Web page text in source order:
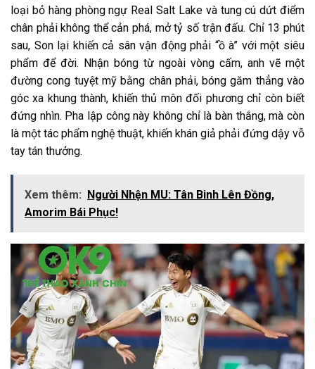
loại bỏ hàng phòng ngự Real Salt Lake và tung cú dứt điểm
chân phải không thể cản phá, mở tỷ số trận đấu. Chỉ 13 phút
sau, Son lại khiến cả sân vận động phải “ồ à” với một siêu
phẩm để đời. Nhận bóng từ ngoài vòng cấm, anh vẽ một
đường cong tuyệt mỹ bằng chân phải, bóng găm thẳng vào
góc xa khung thành, khiến thủ môn đối phương chỉ còn biết
đứng nhìn. Pha lập công này không chỉ là bàn thắng, mà còn
là một tác phẩm nghệ thuật, khiến khán giả phải đứng dậy vỗ
tay tán thưởng.
Xem thêm: Người Nhện MU: Tân Binh Lên Đồng,
Amorim Bái Phục!